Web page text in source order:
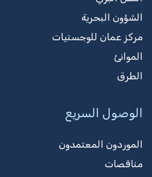
الشؤون البحرية
مركز عمان للوجستيات
الموانئ
الطرق
الوصول السريع
الموردون المعتمدون
مناقصات